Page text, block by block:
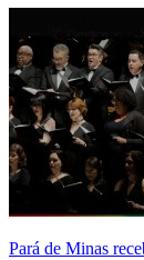
Pará de Minas